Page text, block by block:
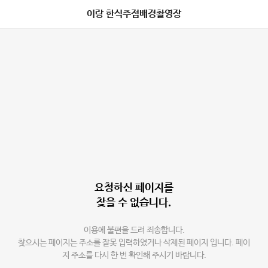
이랑 한식주점배경촬영장
요청하신 페이지를
찾을 수 없습니다.
이용에 불편을 드려 죄송합니다.
찾으시는 페이지는 주소를 잘못 입력하였거나 삭제된 페이지 입니다. 페이
지 주소를 다시 한 번 확인해 주시기 바랍니다.